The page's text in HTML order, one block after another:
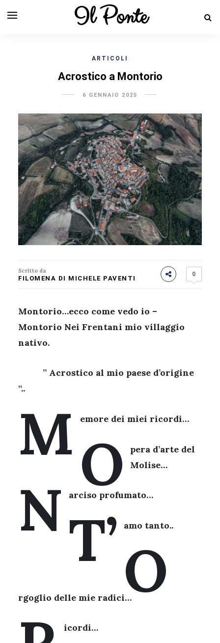
Il Ponte
ARTICOLI
Acrostico a Montorio
6 GENNAIO 2025
Scritto da
FILOMENA DI MICHELE PAVENTI
0
Montorio…ecco come vedo io –
Montorio Nei Frentani mio villaggio
nativo.
” Acrostico al mio paese d’origine
“..
M emore dei miei ricordi…
O
pera d’arte del
Molise…
N arciso profumato…
T’ amo tanto..
O
rgoglio delle mie radici…
icordi…